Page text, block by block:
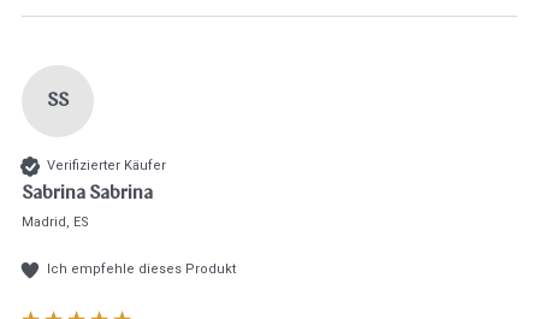
SS
Verifizierter Käufer
Sabrina Sabrina
Madrid, ES
Ich empfehle dieses Produkt